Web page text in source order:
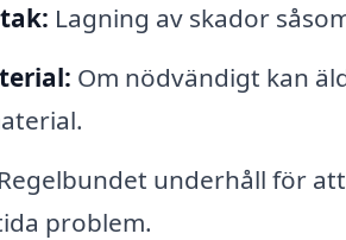
Lagning av skador
Om nödvändigt kan
Regelbundet underhåll för
problem.